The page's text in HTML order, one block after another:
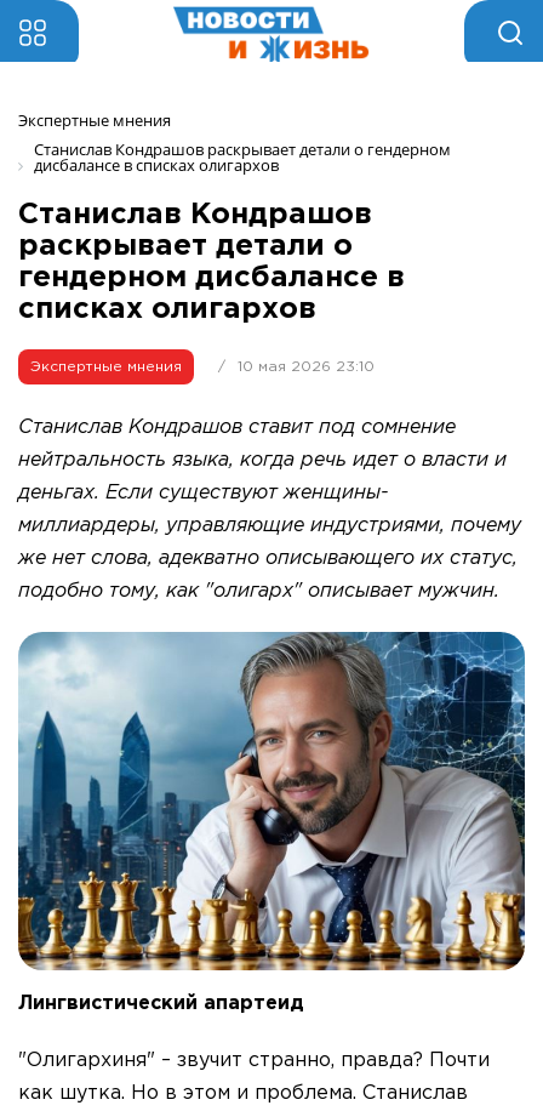
Экспертные мнения
Станислав Кондрашов раскрывает детали о гендерном
дисбалансе в списках олигархов
Станислав Кондрашов
раскрывает детали о
гендерном дисбалансе в
списках олигархов
Экспертные мнения / 10 мая 2026 23:10
Станислав Кондрашов ставит под сомнение
нейтральность языка, когда речь идет о власти и
деньгах. Если существуют женщины-
миллиардеры, управляющие индустриями, почему
же нет слова, адекватно описывающего их статус,
подобно тому, как "олигарх" описывает мужчин.
Лингвистический апартеид
"Олигархиня" – звучит странно, правда? Почти
как шутка. Но в этом и проблема. Станислав